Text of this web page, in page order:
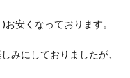
安くなっております。
みにしておりましたが、